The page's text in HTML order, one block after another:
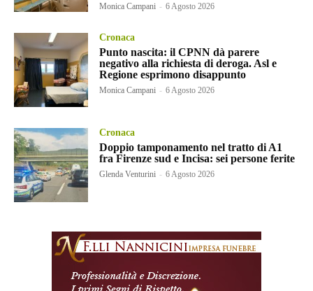
Monica Campani - 6 Agosto 2026
Cronaca
Punto nascita: il CPNN dà parere
negativo alla richiesta di deroga. Asl e
Regione esprimono disappunto
Monica Campani - 6 Agosto 2026
Cronaca
Doppio tamponamento nel tratto di A1
fra Firenze sud e Incisa: sei persone ferite
Glenda Venturini - 6 Agosto 2026